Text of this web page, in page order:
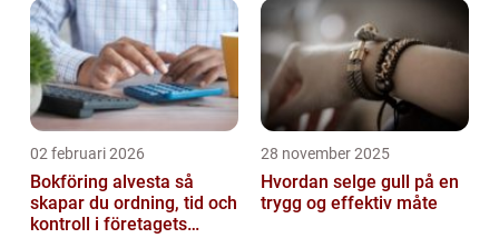
02 februari 2026
Bokföring alvesta så
skapar du ordning, tid och
kontroll i företagets
28 november 2025
Hvordan selge gull på en
trygg og effektiv måte